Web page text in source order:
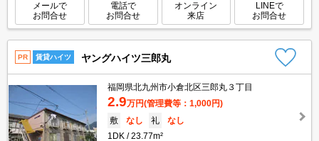
メールで
お問合せ
電話で
お問合せ
オンライン
来店
LINEで
お問合せ
PR 賃貸ハイツ ヤングハイツ三郎丸
福岡県北九州市小倉北区三郎丸３丁目
2.9万円(管理費等：1,000円)
敷
なし 礼
なし
1DK
23.77m²